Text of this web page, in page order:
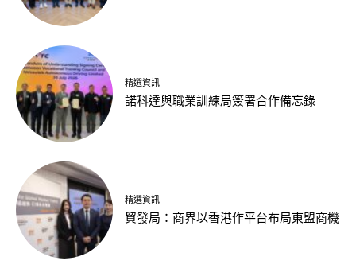
精選資訊
諾科達與職業訓練局簽署合作備忘錄
精選資訊
貿發局：商界以香港作平台布局東盟商機